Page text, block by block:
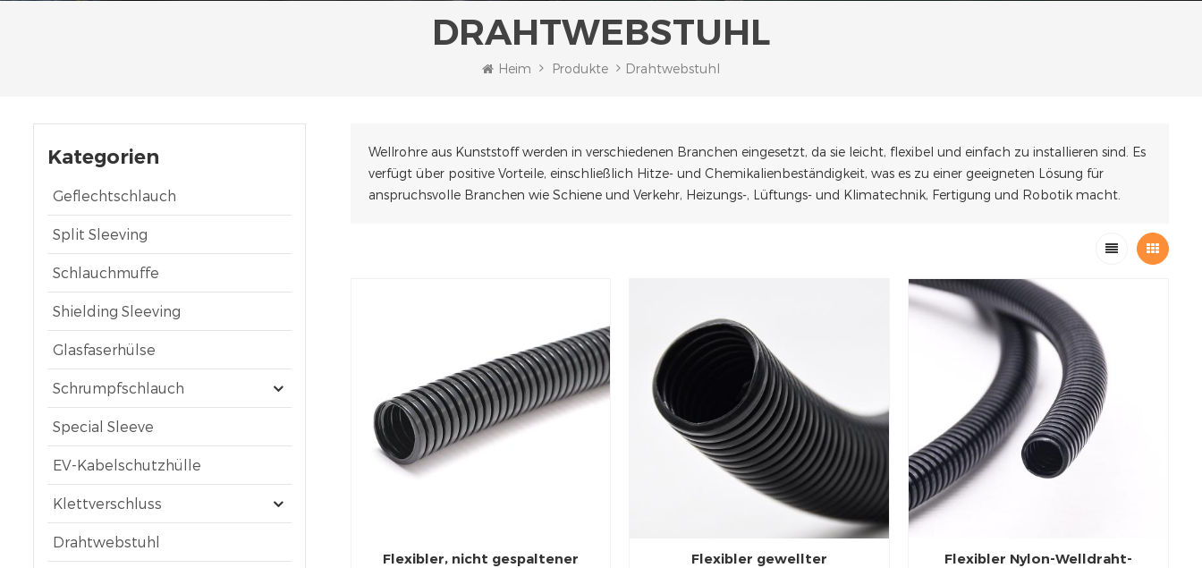
DRAHTWEBSTUHL
Heim Produkte Drahtwebstuhl
Kategorien
Geflechtschlauch
Split Sleeving
Schlauchmuffe
Shielding Sleeving
Glasfaserhülse
Schrumpfschlauch
Special Sleeve
EV-Kabelschutzhülle
Klettverschluss
Drahtwebstuhl
Wellrohre aus Kunststoff werden in verschiedenen Branchen eingesetzt, da sie leicht, flexibel und einfach zu installieren sind. Es
verfügt über positive Vorteile, einschließlich Hitze- und Chemikalienbeständigkeit, was es zu einer geeigneten Lösung für
anspruchsvolle Branchen wie Schiene und Verkehr, Heizungs-, Lüftungs- und Klimatechnik, Fertigung und Robotik macht.
Flexibler, nicht gespaltener
Flexibler gewellter
Flexibler Nylon-Welldraht-